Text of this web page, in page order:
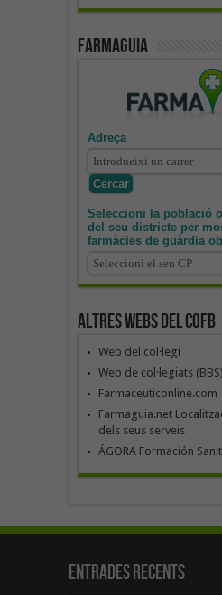
Farmaguia
Adreça
Seleccioni la població
del seu districte per
farmàcies de guàrdia
Altres webs del COFB
Web del col·legi
Web de col·legiats (BBS)
Farmaceuticonline.com
Farmaguia.net
dels seus serveis
ÁGORA Formación
Entrades recents